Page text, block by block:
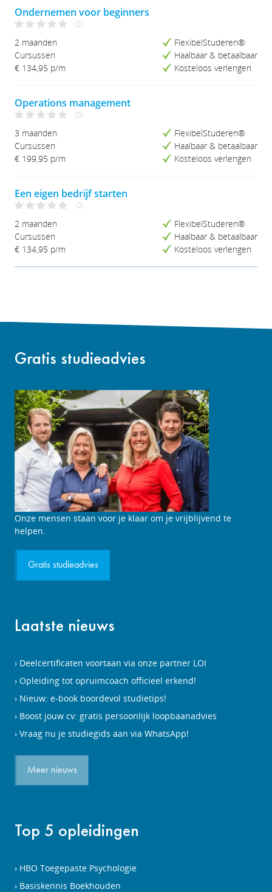
Ondernemen voor beginners
(0)
2 maanden
Cursussen
€ 134,95 p/m
FlexibelStuderen®
Haalbaar & betaalbaar
Kosteloos verlengen
Operations management
(0)
3 maanden
Cursussen
€ 199,95 p/m
FlexibelStuderen®
Haalbaar & betaalbaar
Kosteloos verlengen
Een eigen bedrijf starten
(0)
2 maanden
Cursussen
€ 134,95 p/m
FlexibelStuderen®
Haalbaar & betaalbaar
Kosteloos verlengen
Gratis studieadvies
Studieadviesgesprek
aanvragen
Onze mensen staan voor je klaar om je vrijblijvend te
helpen.
Gratis studieadvies
Laatste nieuws
Deelcertificaten voortaan via onze partner LOI
Opleiding tot opruimcoach officieel erkend!
Nieuw: e-book boordevol studietips!
Boost jouw cv: gratis persoonlijk loopbaanadvies
Vraag nu je studiegids aan via WhatsApp!
Meer nieuws
Top 5 opleidingen
HBO Toegepaste Psychologie
Basiskennis Boekhouden